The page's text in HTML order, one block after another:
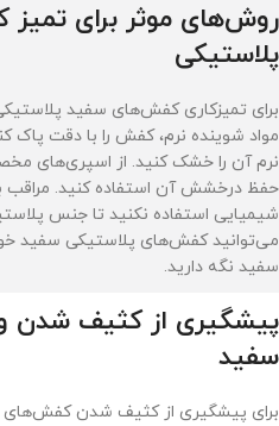
روش‌های موثر برای
پلاستیکی
برای تمیزکاری کفش‌های سفید
مواد شوینده نرم، کفش را با دقت
نرم آن را خشک کنید. از اسپری‌های
حفظ درخشش آن استفاده کنید. مراقب
شیمیایی استفاده نکنید تا جنس
می‌توانید کفش‌های پلاستیکی سفید
سفید نگه دارید.
پیشگیری از کثیف شدن
سفید
برای پیشگیری از کثیف شدن کفش‌های